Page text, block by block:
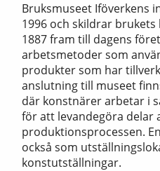
Bruksmuseet Iföverkens
1996 och skildrar
1887 fram till dagens
arbetsmetoder som
produkter som har
anslutning till museet
där konstnärer arbetar i
för att levandegöra delar
produktionsprocessen.
också som
konstutställningar.